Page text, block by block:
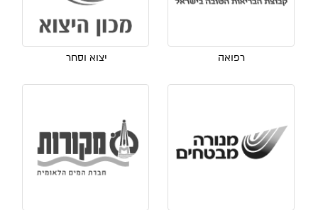
רפואה יצוא וסחר